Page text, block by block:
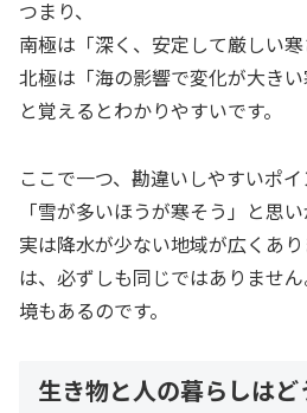
つまり、
南極は「深く、安定して厳しい寒
北極は「海の影響で変化が大きい
と覚えるとわかりやすいです。
ここで一つ、勘違いしやすいポイ
「雪が多いほうが寒そう」と思
実は降水が少ない地域が広くあ
は、必ずしも同じではありませ
境もあるのです。
生き物と人の暮らしは